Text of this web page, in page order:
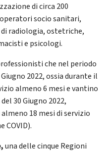
di circa 200
socio sanitari,
radiologia, ostetriche,
e psicologi.
che nel periodo
2022, ossia durante il
almeno 6 mesi e vantino
30 Giugno 2022,
18 mesi di servizio
COVID).
una delle cinque Regioni